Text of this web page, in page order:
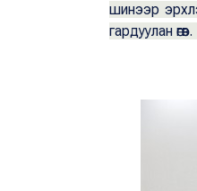
шинээр
гардуулан өгөв.